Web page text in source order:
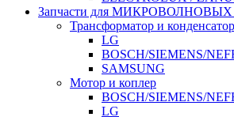
Запчасти для
Трансформатор и конденсатор
LG
BOSCH/SIEMENS/
SAMSUNG
Мотор и коплер
BOSCH/SIEMENS/
LG